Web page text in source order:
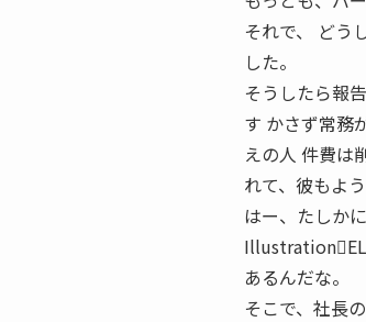
それで、 どう
した。
そうしたら報
す かさず常務
えの人 件費は
れて、彼もよ
はー、たしか
あるんだな。
そこで、社長